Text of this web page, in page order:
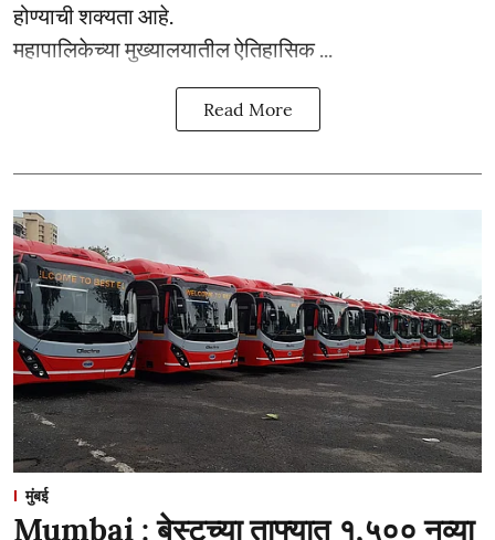
होण्याची शक्यता आहे.
महापालिकेच्या मुख्यालयातील ऐतिहासिक ...
Read More
मुंबई
Mumbai : बेस्टच्या ताफ्यात १,५०० नव्या